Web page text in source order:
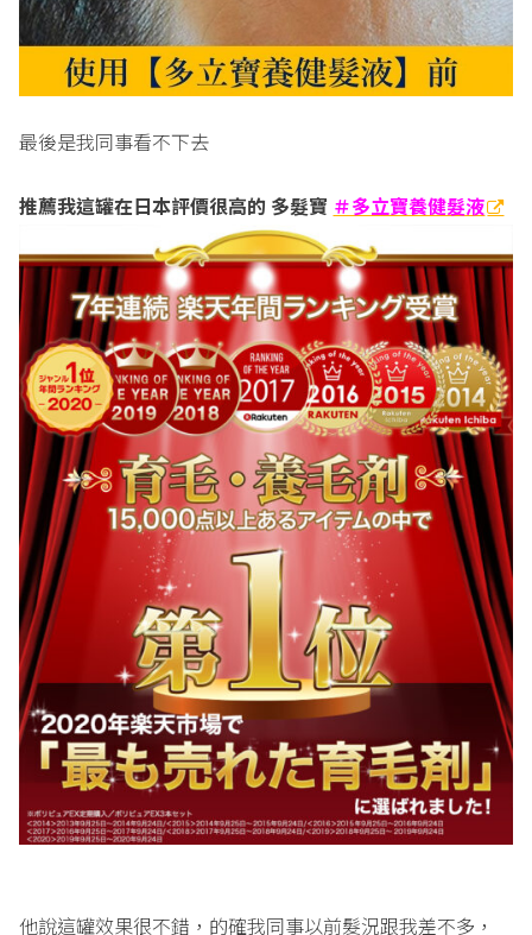
最後是我同事看不下去
推薦我這罐在日本評價很高的 多髮寶 ＃多立寶養健髮液
他說這罐效果很不錯，的確我同事以前髮況跟我差不多，